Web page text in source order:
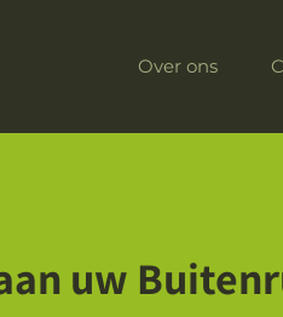
Over ons
uw